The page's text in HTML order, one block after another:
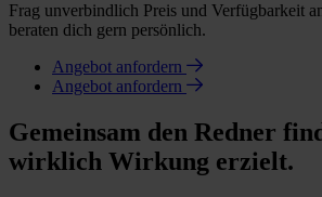
Frag unverbindlich Preis und Verfügbarkeit
beraten dich gern persönlich.
Angebot anfordern
Angebot anfordern
Gemeinsam den Redner
wirklich Wirkung erzielt.